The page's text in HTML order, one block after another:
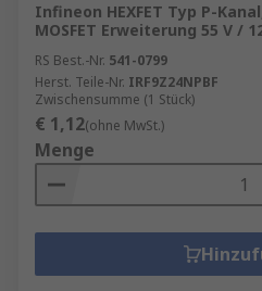
Infineon HEXFET Typ P-
MOSFET Erweiterung 55 V /
RS Best.-Nr. 541-0799
Herst. Teile-Nr. IRF9Z24NPBF
Zwischensumme (1 Stück)
€ 1,12(ohne MwSt.)
Menge